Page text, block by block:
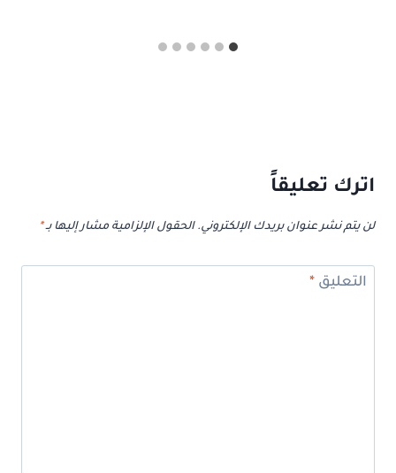
اترك تعليقاً
لن يتم نشر عنوان بريدك الإلكتروني. الحقول الإلزامية مشار إليها بـ*
التعليق *